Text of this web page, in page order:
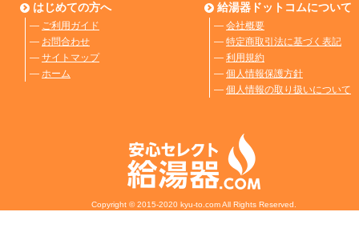
はじめての方へ
― ご利用ガイド
― お問合わせ
― サイトマップ
― ホーム
給湯器ドットコムについて
― 会社概要
― 特定商取引法に基づく表記
― 利用規約
― 個人情報保護方針
― 個人情報の取り扱いについて
Copyright © 2015-2020 kyu-to.com All Rights Reserved.